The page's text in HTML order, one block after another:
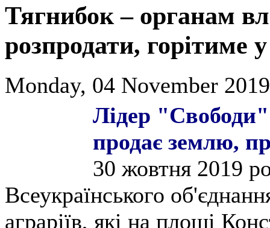
Тягнибок – органам
розпродати, горітиме
Monday, 04 November
Лідер
продає землю,
30 жовтня 2019
Всеукраїнського
аграріїв, які на площі